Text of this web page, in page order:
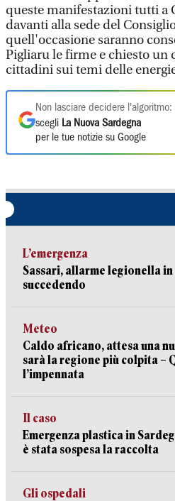
queste manifestazioni tutti a
davanti alla sede del
quell'occasione saranno
Pigliaru le firme e chiesto un
cittadini sui temi delle
Non lasciare decidere l'algoritmo:
scegli La Nuova Sardegna
per le tue notizie su Google
L’emergenza
Sassari, allarme legionella in
succedendo
Meteo
Caldo africano, attesa una
sarà la regione più colpita –
l’impennata
Il caso
Emergenza plastica in
è stata sospesa la raccolta
Gli ospedali